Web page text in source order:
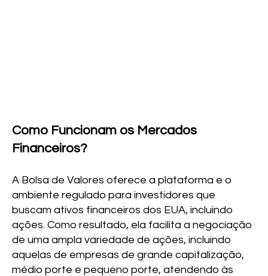
Como Funcionam os Mercados
Financeiros?
A Bolsa de Valores oferece a plataforma e o
ambiente regulado para investidores que
buscam ativos financeiros dos EUA, incluindo
ações. Como resultado, ela facilita a negociação
de uma ampla variedade de ações, incluindo
aquelas de empresas de grande capitalização,
médio porte e pequeno porte, atendendo às